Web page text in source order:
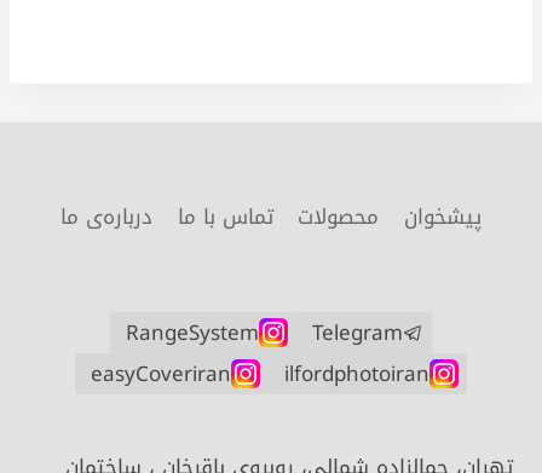
پیشخوان محصولات تماس با ما درباره‌ی ما
Telegram
RangeSystem
ilfordphotoiran
easyCoveriran